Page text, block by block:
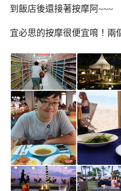
到飯店後還接著按摩阿~~~
宜必思的按摩很便宜唷！兩